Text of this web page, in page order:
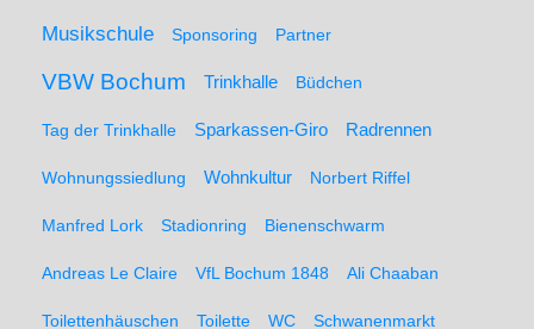
Musikschule Sponsoring Partner
VBW Bochum Trinkhalle Büdchen
Tag der Trinkhalle Sparkassen-Giro Radrennen
Wohnungssiedlung Wohnkultur Norbert Riffel
Manfred Lork Stadionring Bienenschwarm
Andreas Le Claire VfL Bochum 1848 Ali Chaaban
Toilettenhäuschen Toilette WC Schwanenmarkt